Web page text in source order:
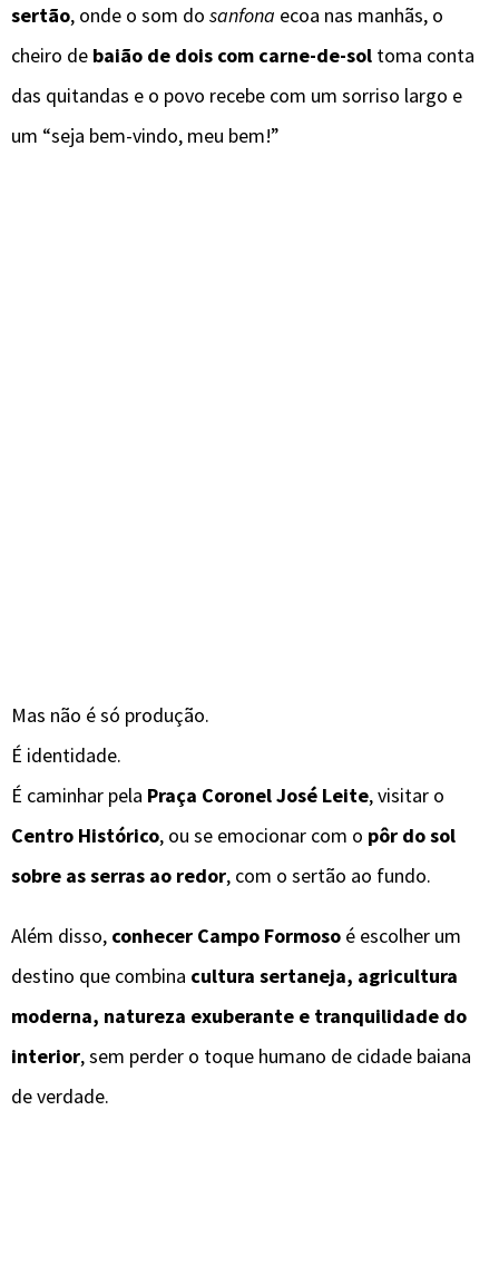
sertão, onde o som do sanfona ecoa nas manhãs, o
cheiro de baião de dois com carne-de-sol toma conta
das quitandas e o povo recebe com um sorriso largo e
um “seja bem-vindo, meu bem!”
Mas não é só produção.
É identidade.
É caminhar pela Praça Coronel José Leite, visitar o
Centro Histórico, ou se emocionar com o pôr do sol
sobre as serras ao redor, com o sertão ao fundo.
Além disso, conhecer Campo Formoso é escolher um
destino que combina cultura sertaneja, agricultura
moderna, natureza exuberante e tranquilidade do
interior, sem perder o toque humano de cidade baiana
de verdade.